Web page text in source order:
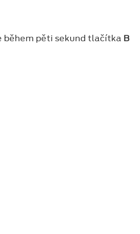
během pěti sekund tlačítka B